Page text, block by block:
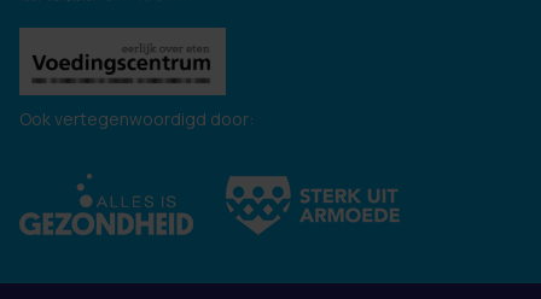
Ook vertegenwoordigd door: